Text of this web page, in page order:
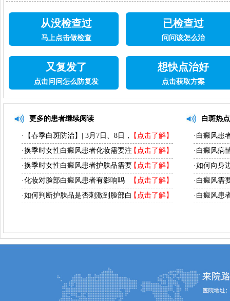
从没检查过
马上点击做检查
已检查过
问问该怎么治
又复发了
点击问问怎么防复发
想快点治好
点击获取方案
更多的患者继续阅读
【点击了解】
·【春季白斑防治】| 3月7日、8日，
【点击了解】
·换季时女性白癜风患者化妆需要注
【点击了解】
·换季时女性白癜风患者护肤品需要
【点击了解】
·化妆对脸部白癜风患者有影响吗
【点击了解】
·如何判断护肤品是否刺激到脸部白
白斑热
·白癜风患
·白癜风病
·如何向身
·白癜风需
·白癜风患